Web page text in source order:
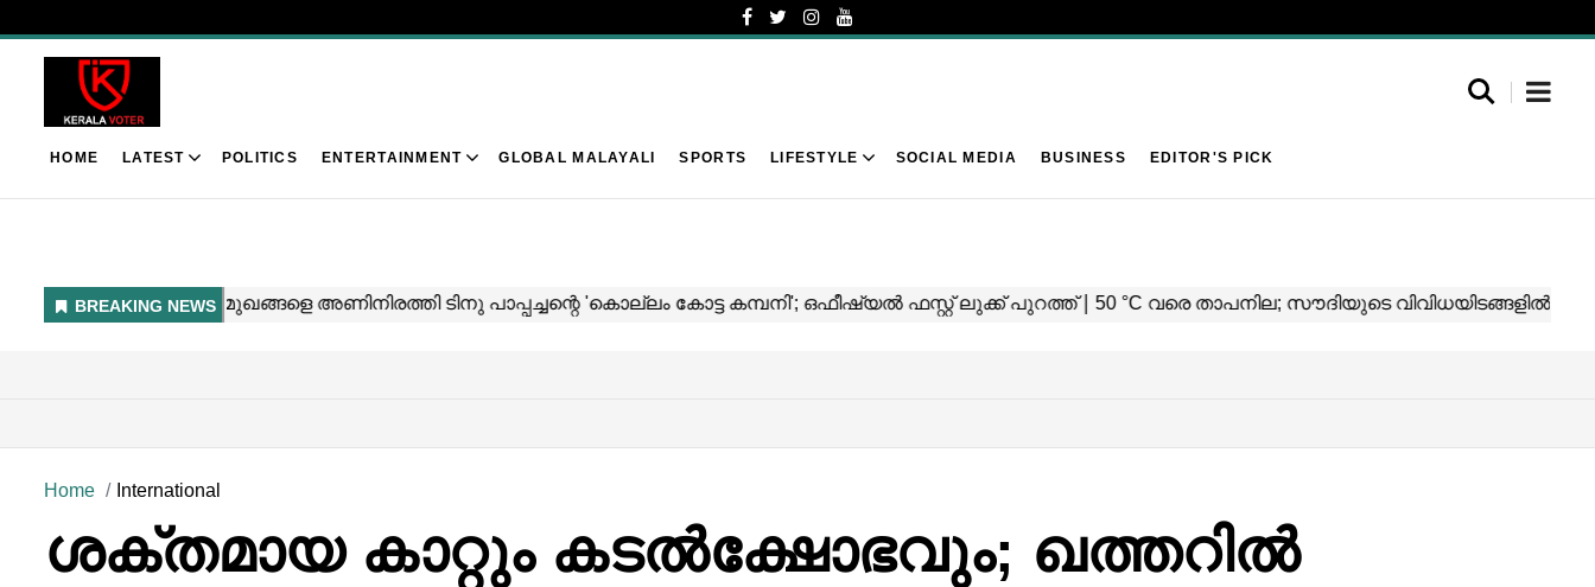
HOME LATEST POLITICS ENTERTAINMENT GLOBAL MALAYALI SPORTS LIFESTYLE SOCIAL MEDIA BUSINESS EDITOR'S PICK
Home International
ശക്തമായ കാറ്റും കടൽക്ഷോഭവും; ഖത്തറിൽ